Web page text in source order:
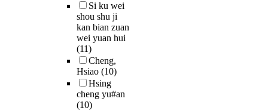
Si ku wei
shou shu ji
kan bian zuan
wei yuan hui
(11)
Cheng,
Hsiao (10)
Hsing
cheng yu#an
(10)